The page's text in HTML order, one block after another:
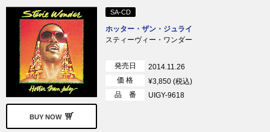
BUY NOW
SA-CD
ホッター・ザン・ジュライ
スティーヴィー・ワンダー
発売日
2014.11.26
価 格
¥3,850 (税込)
品 番
UIGY-9618